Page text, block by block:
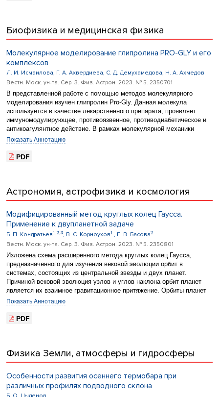
доменная структура. Уточнены локальные магнитные свойства и
выявлены их изменения в результате водородного воздействия.
Биофизика и медицинская физика
Молекулярное моделирование глипролина PRO-GLY и его
комплексов
Л. И. Исмаилова, Г. А. Ахвердиева, С. Д. Демухамедова, Н. А. Ахмедов
Вестн. Моск. ун-та. Сер. 3. Физ. Астрон. 2023. № 5. 2350701
В представленной работе с помощью методов молекулярного
моделирования изучен глипролин Pro-Gly. Данная молекула
используется в качестве лекарственного препарата, проявляет
иммуномодулирующее, противоязвенное, противодиабетическое и
антикоагулянтное действие. В рамках молекулярной механики
исследованы конформационные профили, оценена геометрия и
стабильных состояний исследованного дипептида. Проведен
Pro-Gly демонстрирует высокое значение аффинности при
связывании как с гепарином, так и с белковым комплексом
Pro-Gly. Полученные данные создают основу для разработки
эффективных аналогов глипролинов в комплексе с гепарином,
которые являются более специфичными по отношению к их
предполагаемой мишени – антитромбину.
Показать Аннотацию
PDF
Астрономия, астрофизика и космология
Модифицированный метод круглых колец Гаусса.
Применение к двупланетной задаче
Б. П. Кондратьев1,2,3, В. С. Корноухов1 , Е. В. Басова2
Вестн. Моск. ун-та. Сер. 3. Физ. Астрон. 2023. № 5. 2350801
Изложена схема расширенного метода круглых колец Гаусса,
предназначенного для изучения вековой эволюции орбит в
системах, состоящих из центральной звезды и двух планет.
Причиной вековой эволюция узлов и углов наклона орбит планет
является их взаимное гравитационное притяжение. Орбиты планет
моделируются однородными круглыми кольцами Гаусса, на которые
орбитальные угловые моменты планет. Метод учитывает то, что в
порядка включительно. С помощью этой функции составлена
замкнутая система из 4 дифференциальных уравнений,
получено в конечном аналитическом виде, что значительно
упрощает интерпретацию изучаемых движений. Метод проверен на
Показать Аннотацию
PDF
Физика Земли, атмосферы и гидросферы
Особенности развития осеннего термобара при
различных профилях подводного склона